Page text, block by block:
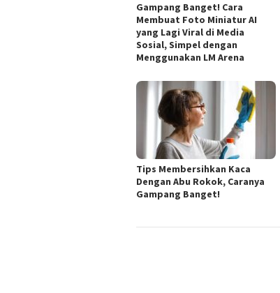
Gampang Banget! Cara
Membuat Foto Miniatur AI
yang Lagi Viral di Media
Sosial, Simpel dengan
Menggunakan LM Arena
Tips Membersihkan Kaca
Dengan Abu Rokok, Caranya
Gampang Banget!